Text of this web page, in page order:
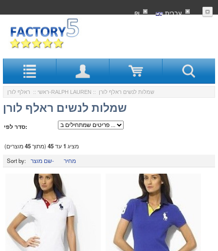
עִברִית ₪
ראשי :: ראלף לורן-RALPH LAUREN :: שמלות לנשים ראלף לורן
שמלות לנשים ראלף לורן
סדר לפי:
מציג 1עד45 (מתוך45מוצרים)
Sort by:
שם מוצר- מחיר